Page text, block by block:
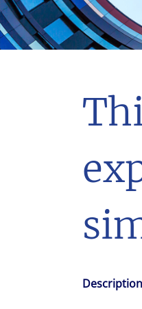
in assets under
success of our clients,